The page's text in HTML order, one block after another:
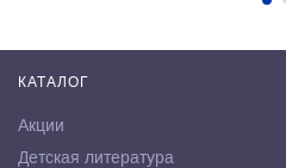
КАТАЛОГ
Акции
Детская литература